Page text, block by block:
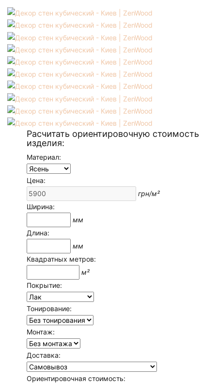
Расчитать ориентировочную стоимость
изделия:
Материал:
Цена:
грн/м²
Ширина:
мм
Длина:
мм
Квадратных метров:
м²
Покрытие:
Тонирование:
Монтаж:
Доставка:
Ориентировочная стоимость: